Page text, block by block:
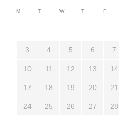
M T W T F
3 4 5 6 7
10 11 12 13 14
17 18 19 20 21
24 25 26 27 28